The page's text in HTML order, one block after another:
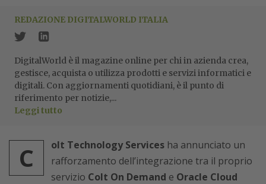
REDAZIONE DIGITALWORLD ITALIA
DigitalWorld è il magazine online per chi in azienda crea,
gestisce, acquista o utilizza prodotti e servizi informatici e
digitali. Con aggiornamenti quotidiani, è il punto di
riferimento per notizie,...
Leggi tutto
C olt Technology Services ha annunciato un
rafforzamento dell’integrazione tra il proprio
servizio Colt On Demand e Oracle Cloud